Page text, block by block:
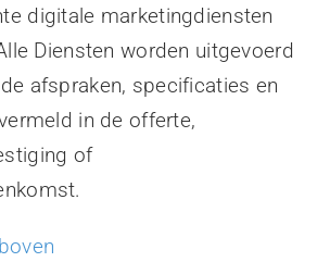
digitale marketingdiensten
Diensten worden uitgevoerd
afspraken, specificaties en
in de offerte,
of